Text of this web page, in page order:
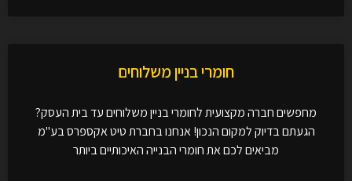
חומרי בניין משלוחים
מחפשים חברה מקצועית לחומרי בניין משלוחים עד בית העסק?
הגעתם בדיוק למקום הנכון! אנחנו בחברת טיט אקספרס בע"מ
מביאים לכם את חומרי הבנייה האיכותיים ביותר